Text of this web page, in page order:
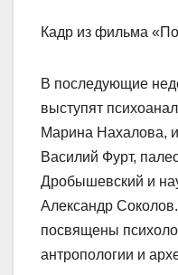
Кадр из фильма
В последующие
выступят
Марина Нахалова,
Василий Фурт,
Дробышевский и
Александр
посвящены
антропологии и